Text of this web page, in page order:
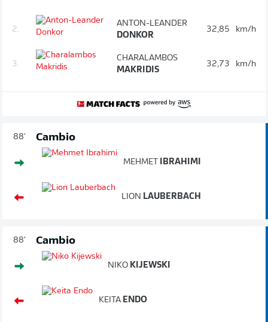
2.
ANTON-LEANDER
DONKOR
32,85 km/h
3.
CHARALAMBOS
MAKRIDIS
32,73 km/h
88' Cambio
MEHMET IBRAHIMI
LION LAUBERBACH
88' Cambio
NIKO KIJEWSKI
KEITA ENDO